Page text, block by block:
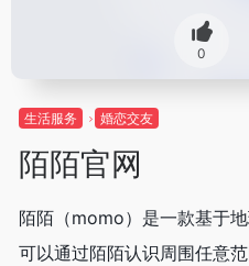
0
生活服务 婚恋交友
陌陌官网
陌陌（momo）是一款基于
可以通过陌陌认识周围任意